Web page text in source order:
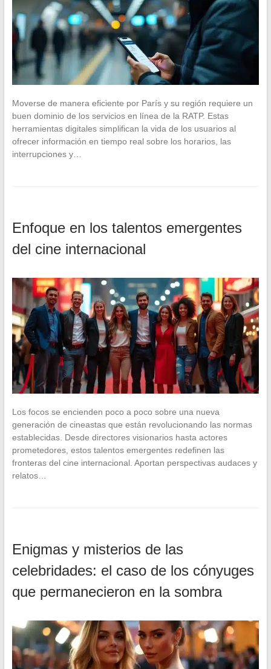
Moverse de manera eficiente por París y su región requiere un
buen dominio de los servicios en línea de la RATP. Estas
herramientas digitales simplifican la vida de los usuarios al
ofrecer información en tiempo real sobre los horarios, las
interrupciones y…
Enfoque en los talentos emergentes
del cine internacional
Los focos se encienden poco a poco sobre una nueva
generación de cineastas que están revolucionando las normas
establecidas. Desde directores visionarios hasta actores
prometedores, estos talentos emergentes redefinen las
fronteras del cine internacional. Aportan perspectivas audaces y
relatos…
Enigmas y misterios de las
celebridades: el caso de los cónyuges
que permanecieron en la sombra